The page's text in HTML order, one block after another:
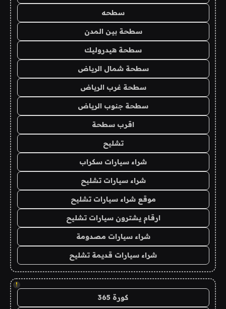
سطحه
سطحة بين المدن
سطحة هيدروليك
سطحة شمال الرياض
سطحة غرب الرياض
سطحة جنوب الرياض
اقرب سطحة
تشليح
شراء سيارات سكراب
شراء سيارات تشليح
موقع شراء سيارات تشليح
ارقام يشترون سيارات تشليح
شراء سيارات مصدومة
شراء سيارات قديمة تشليح
!
كورة 365